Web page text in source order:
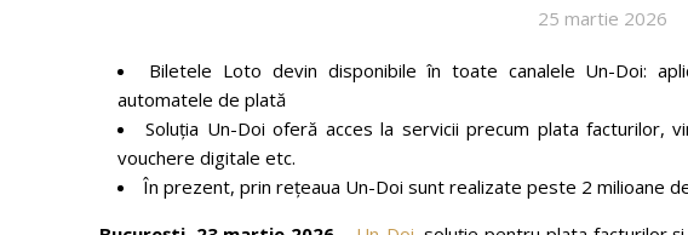
25 martie 2026
Biletele Loto devin disponibile în toate canalele Un-Doi:
automatele de plată
Soluția Un-Doi oferă acces la servicii precum plata facturilor,
vouchere digitale etc.
În prezent, prin rețeaua Un-Doi sunt realizate peste 2 milioane